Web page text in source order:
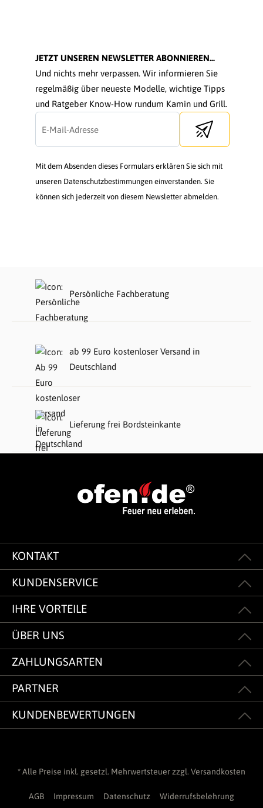
JETZT UNSEREN NEWSLETTER ABONNIEREN...
Und nichts mehr verpassen. Wir informieren Sie
regelmäßig über neueste Modelle, wichtige Tipps
und Ratgeber Know-How rundum Kamin und Grill.
Send newsletter
Mit dem Absenden dieses Formulars erklären Sie sich mit
unseren Datenschutzbestimmungen einverstanden. Sie
können sich jederzeit von diesem Newsletter abmelden.
Persönliche Fachberatung
ab 99 Euro kostenloser Versand in
Deutschland
Lieferung frei Bordsteinkante
KONTAKT
KUNDENSERVICE
IHRE VORTEILE
ÜBER UNS
ZAHLUNGSARTEN
PARTNER
KUNDENBEWERTUNGEN
* Alle Preise inkl. gesetzl. Mehrwertsteuer zzgl. Versandkosten
AGB Impressum Datenschutz
Widerrufsbelehrung